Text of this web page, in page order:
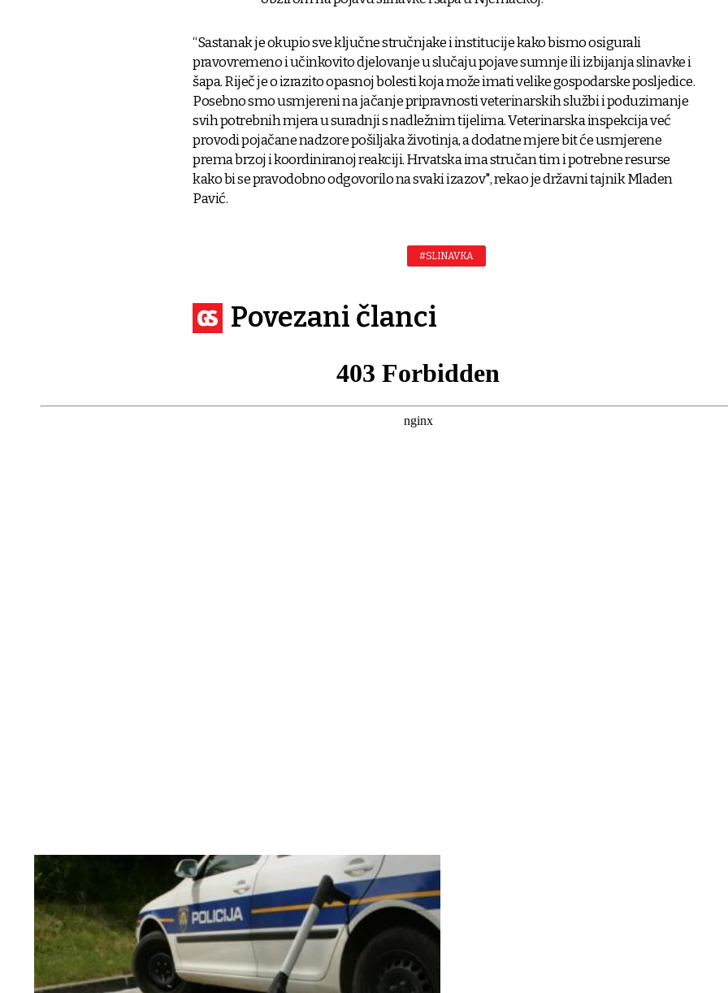
“Sastanak je okupio sve ključne stručnjake i institucije kako bismo osigurali
pravovremeno i učinkovito djelovanje u slučaju pojave sumnje ili izbijanja slinavke i
šapa. Riječ je o izrazito opasnoj bolesti koja može imati velike gospodarske posljedice.
Posebno smo usmjereni na jačanje pripravnosti veterinarskih službi i poduzimanje
svih potrebnih mjera u suradnji s nadležnim tijelima. Veterinarska inspekcija već
provodi pojačane nadzore pošiljaka životinja, a dodatne mjere bit će usmjerene
prema brzoj i koordiniranoj reakciji. Hrvatska ima stručan tim i potrebne resurse
kako bi se pravodobno odgovorilo na svaki izazov", rekao je državni tajnik Mladen
Pavić.
#SLINAVKA
Povezani članci